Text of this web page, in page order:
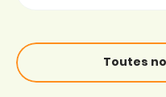
Toutes